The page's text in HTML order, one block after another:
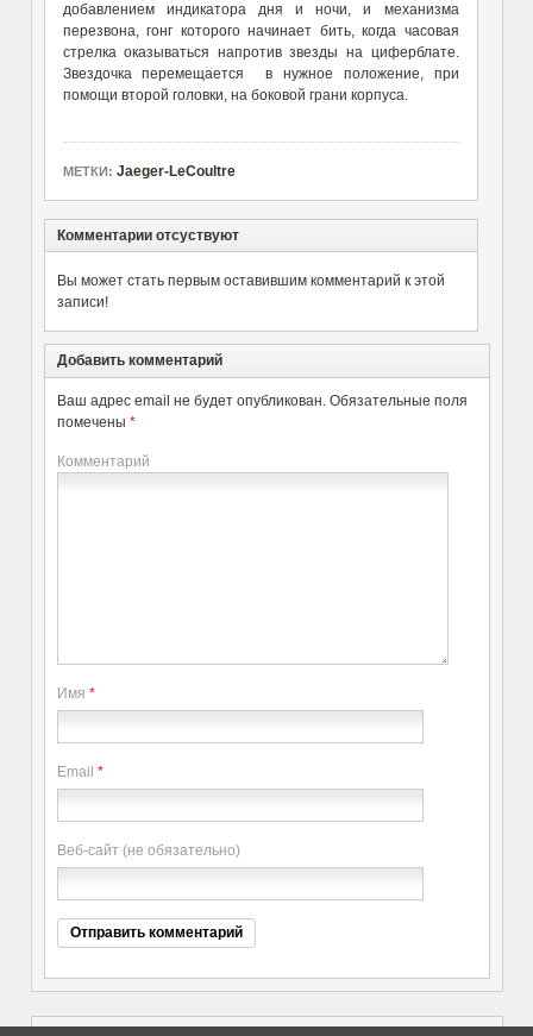
добавлением индикатора дня и ночи, и механизма
перезвона, гонг которого начинает бить, когда часовая
стрелка оказываться напротив звезды на циферблате.
Звездочка перемещается в нужное положение, при
помощи второй головки, на боковой грани корпуса.
МЕТКИ: Jaeger-LeCoultre
Комментарии отсуствуют
Вы может стать первым оставившим комментарий к этой
записи!
Добавить комментарий
Ваш адрес email не будет опубликован. Обязательные поля
помечены *
Комментарий
Имя *
Email *
Веб-сайт (не обязательно)